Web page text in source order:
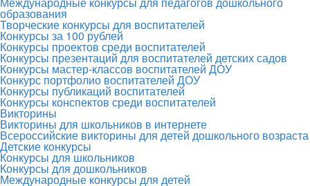
образования
Творческие конкурсы для воспитателей
Конкурсы за 100 рублей
Конкурсы проектов среди воспитателей
Конкурсы презентаций для воспитателей детских садов
Конкурсы мастер-классов воспитателей ДОУ
Конкурс портфолио воспитателей ДОУ
Конкурсы публикаций воспитателей
Конкурсы конспектов среди воспитателей
Викторины
Викторины для школьников в интернете
Всероссийские викторины для детей дошкольного возраста
Детские конкурсы
Конкурсы для школьников
Конкурсы для дошкольников
Международные конкурсы для детей